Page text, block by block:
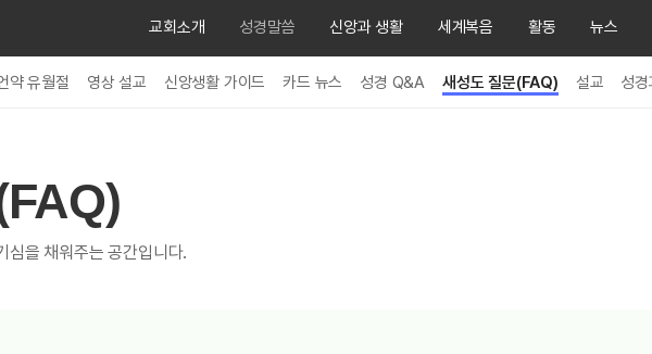
교회소개 성경말씀 신앙과 생활 세계복음 활동 뉴스
약 유월절 영상 설교 신앙생활 가이드 카드 뉴스 성경 Q&A 새성도 질문(FAQ) 설교 성
심을 채워주는 공간입니다.